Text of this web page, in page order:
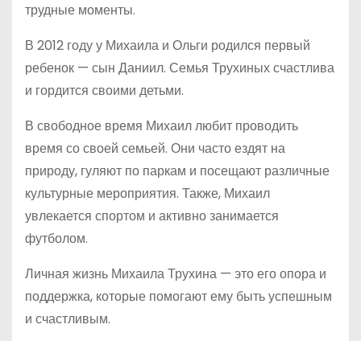
трудные моменты.
В 2012 году у Михаила и Ольги родился первый
ребенок — сын Даниил. Семья Трухиных счастлива
и гордится своими детьми.
В свободное время Михаил любит проводить
время со своей семьей. Они часто ездят на
природу, гуляют по паркам и посещают различные
культурные мероприятия. Также, Михаил
увлекается спортом и активно занимается
футболом.
Личная жизнь Михаила Трухина — это его опора и
поддержка, которые помогают ему быть успешным
и счастливым.